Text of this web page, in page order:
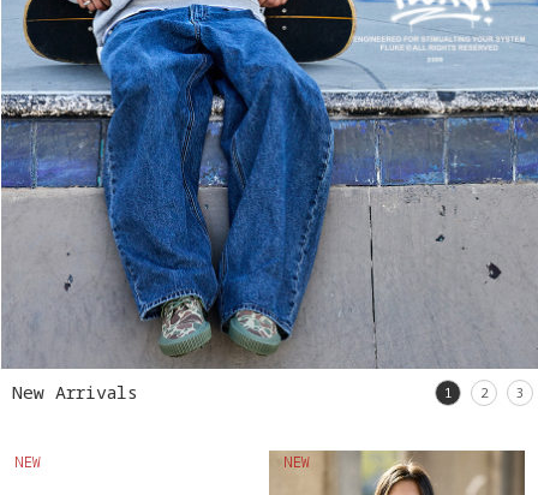
New Arrivals 1 2 3
NEW NEW